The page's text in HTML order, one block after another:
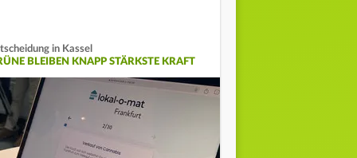
in Kassel
BLEIBEN KNAPP STÄRKSTE KRAFT